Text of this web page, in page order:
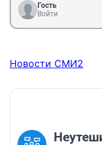
Гость
Войти
Новости СМИ2